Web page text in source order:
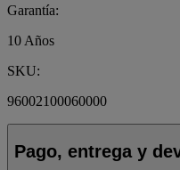
Garantía:
10 Años
SKU:
96002100060000
Pago, entrega y